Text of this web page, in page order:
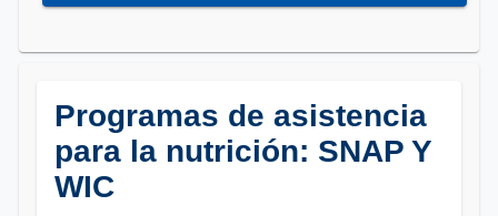
Programas de asistencia
para la nutrición: SNAP Y
WIC